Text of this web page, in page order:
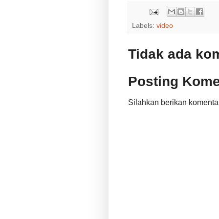
Labels: video
Tidak ada
Posting
Silahkan berikan